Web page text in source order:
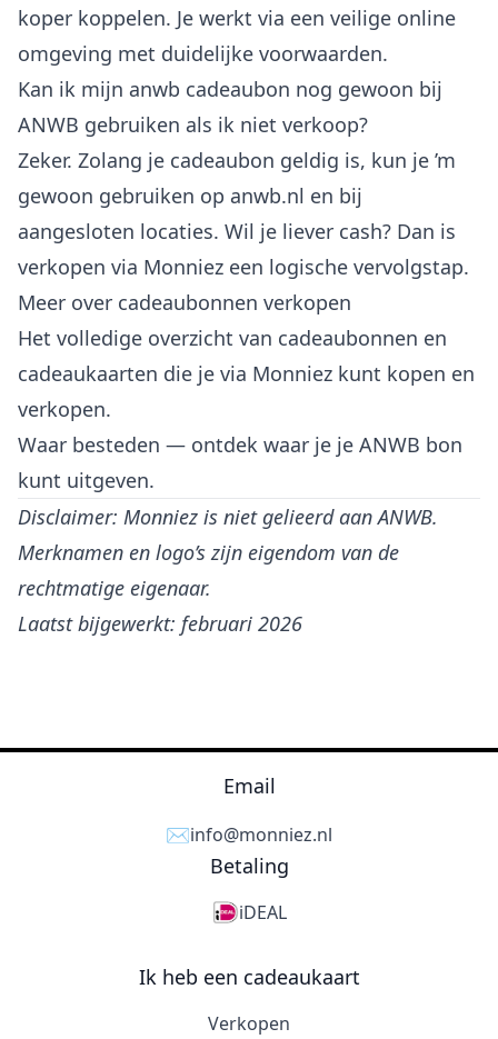
koper koppelen. Je werkt via een veilige online
omgeving met duidelijke voorwaarden.
Kan ik mijn anwb cadeaubon nog gewoon bij
ANWB gebruiken als ik niet verkoop?
Zeker. Zolang je cadeaubon geldig is, kun je ’m
gewoon gebruiken op anwb.nl en bij
aangesloten locaties. Wil je liever cash? Dan is
verkopen via Monniez een logische vervolgstap.
Meer over cadeaubonnen verkopen
Het volledige overzicht van cadeaubonnen en
cadeaukaarten die je via Monniez kunt kopen en
verkopen.
Waar besteden — ontdek waar je je ANWB bon
kunt uitgeven.
Disclaimer: Monniez is niet gelieerd aan ANWB.
Merknamen en logo’s zijn eigendom van de
rechtmatige eigenaar.
Laatst bijgewerkt: februari 2026
Email
✉️info@monniez.nl
Betaling
iDEAL
Ik heb een cadeaukaart
Verkopen